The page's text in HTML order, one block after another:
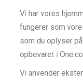
Vi har vores
fungerer som
som du oplyser
opbevaret i
Vi anvender